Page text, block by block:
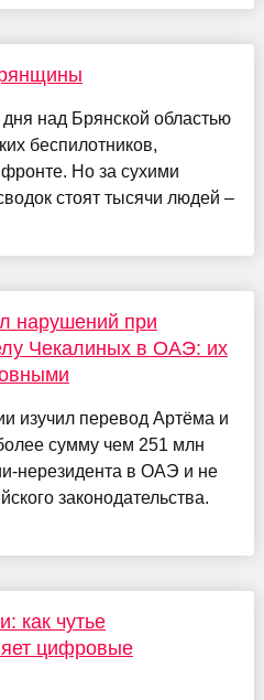
над Брянской областью
беспилотников,
Но за сухими
стоят тысячи людей –
нарушений при
Чекалиных в ОАЭ: их
изучил перевод Артёма и
сумму чем 251 млн
нерезидента в ОАЭ и не
законодательства.
как чутье
цифровые